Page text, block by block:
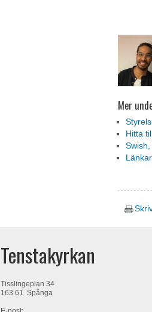
Mer
Hitta
Länkar
Tenstakyrkan
Tisslingeplan 34
163 61 Spånga